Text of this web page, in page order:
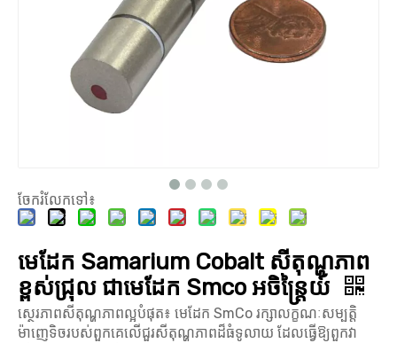
ចែករំលែកទៅ៖
មេដែក Samarium Cobalt សីតុណ្ហភាព
ខ្ពស់ជ្រុល ជាមេដែក Smco អចិន្ត្រៃយ៍
ស្ថេរភាពសីតុណ្ហភាពល្អបំផុត៖ មេដែក SmCo រក្សាលក្ខណៈសម្បត្តិ
ម៉ាញេទិចរបស់ពួកគេលើជួរសីតុណ្ហភាពដ៏ធំទូលាយ ដែលធ្វើឱ្យពួកវា